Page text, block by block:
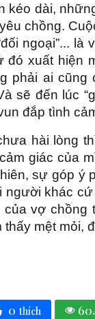
kéo dài,
chồng.
ngoại”...
đó xuất hiện
phải ai
sẽ đến lúc
đắp tình
hài lòng
giác của
sự góp ý
người khác
vợ
mệt mỏi,
0 thích